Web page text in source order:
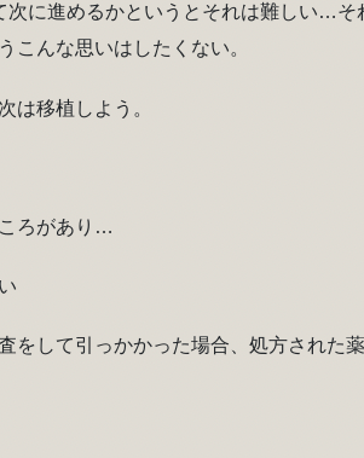
次に進めるかというとそれは難しい…そ
こんな思いはしたくない。
は移植しよう。
ろがあり…
をして引っかかった場合、処方された